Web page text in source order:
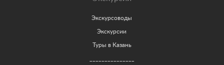
Экскурсоводы
Экскурсии
Туры в Казань